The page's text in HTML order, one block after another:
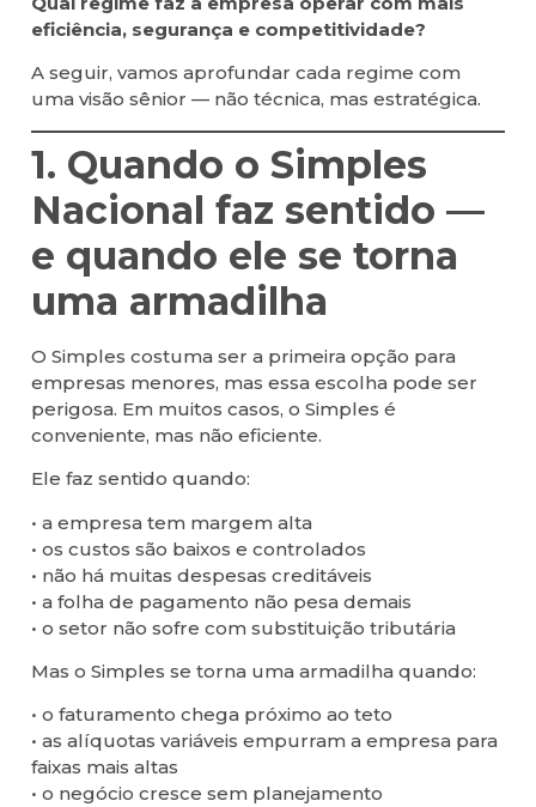
eficiência, segurança e competitividade?
A seguir, vamos aprofundar cada regime com
uma visão sênior — não técnica, mas estratégica.
1. Quando o Simples
Nacional faz sentido —
e quando ele se torna
uma armadilha
O Simples costuma ser a primeira opção para
empresas menores, mas essa escolha pode ser
perigosa. Em muitos casos, o Simples é
conveniente, mas não eficiente.
Ele faz sentido quando:
• a empresa tem margem alta
• os custos são baixos e controlados
• não há muitas despesas creditáveis
• a folha de pagamento não pesa demais
• o setor não sofre com substituição tributária
Mas o Simples se torna uma armadilha quando:
• o faturamento chega próximo ao teto
• as alíquotas variáveis empurram a empresa para
faixas mais altas
• o negócio cresce sem planejamento